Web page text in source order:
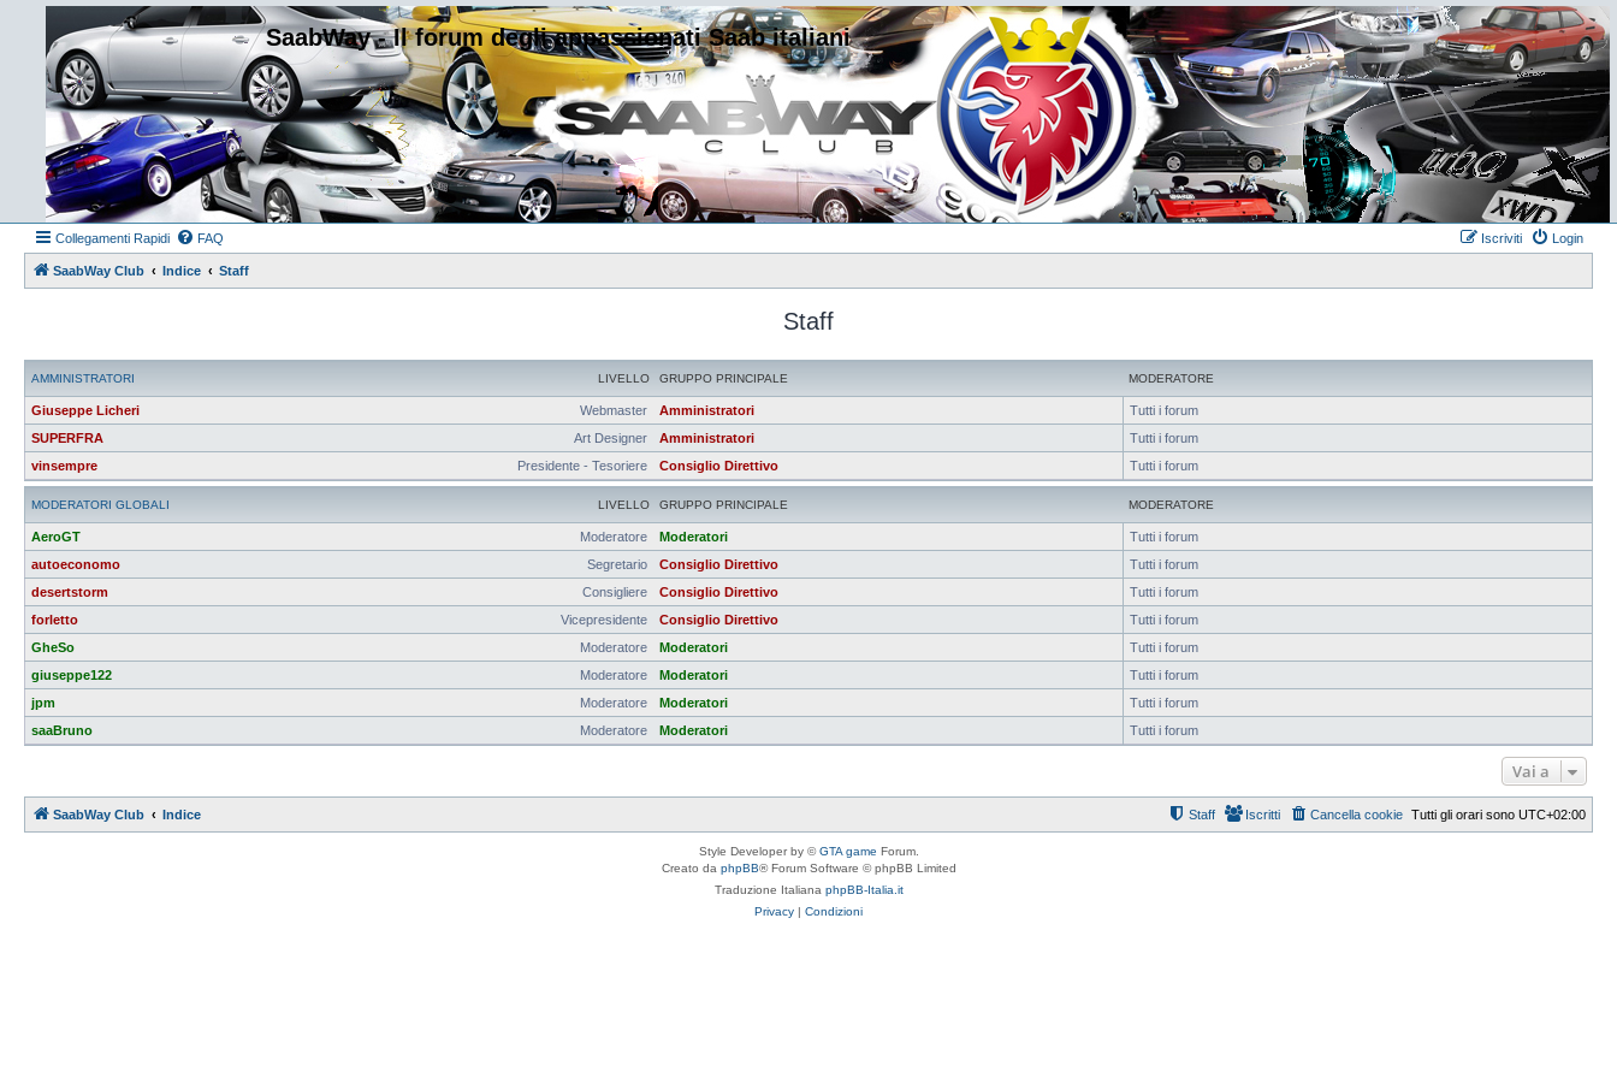
SaabWay - Il forum degli appassionati Saab italiani
Collegamenti Rapidi FAQ Login
Iscriviti
SaabWay Club Indice Staff
Staff
LIVELLO
AMMINISTRATORI GRUPPO PRINCIPALE MODERATORE
Webmaster
Giuseppe Licheri Amministratori
Tutti i forum
Art Designer
SUPERFRA Amministratori
Tutti i forum
Presidente - Tesoriere
vinsempre Consiglio Direttivo Tutti i forum
LIVELLO
MODERATORI GLOBALI GRUPPO PRINCIPALE MODERATORE
Moderatore
AeroGT Moderatori
Tutti i forum
Segretario
autoeconomo Consiglio Direttivo
Tutti i forum
Consigliere
desertstorm Consiglio Direttivo
Tutti i forum
Vicepresidente
forletto Consiglio Direttivo
Tutti i forum
Moderatore
GheSo Moderatori
Tutti i forum
Moderatore
giuseppe122 Moderatori
Tutti i forum
Moderatore
jpm Moderatori
Tutti i forum
Moderatore
saaBruno Moderatori Tutti i forum
Vai a
SaabWay Club Indice Tutti gli orari sono UTC+02:00
Cancella cookie
Iscritti
Staff
Style Developer by ©GTA game Forum.
Creato da phpBB® Forum Software © phpBB Limited
Traduzione Italiana phpBB-Italia.it
Privacy | Condizioni